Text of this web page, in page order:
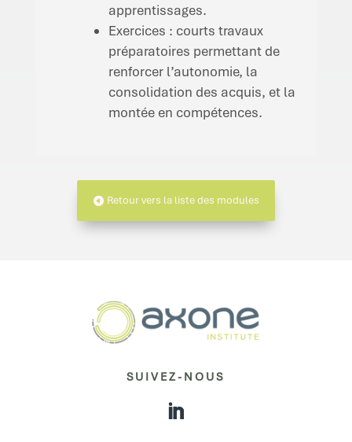
apprentissages.
Exercices : courts travaux
préparatoires permettant de
renforcer l’autonomie, la
consolidation des acquis, et la
montée en compétences.
Retour vers la liste des modules
SUIVEZ-NOUS